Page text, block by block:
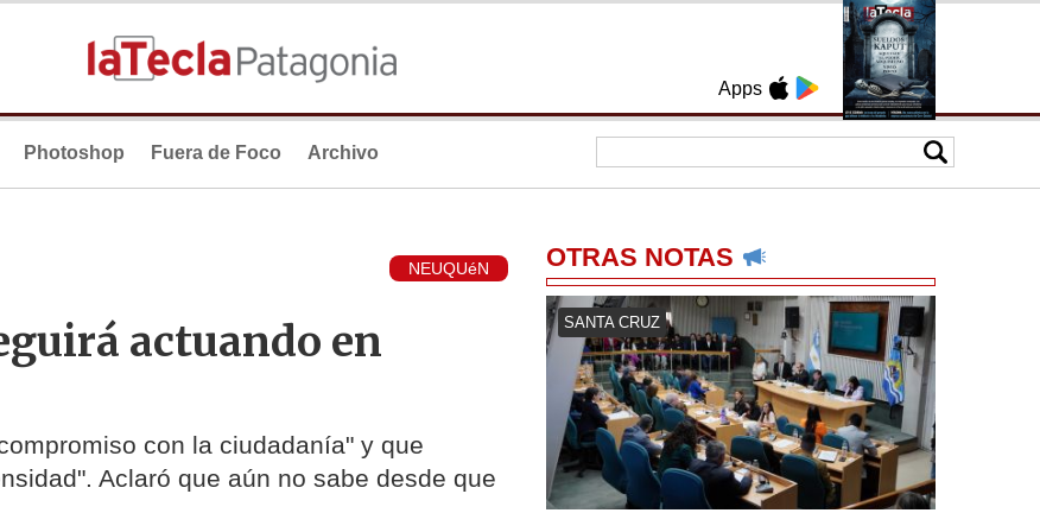
Apps
Photoshop Fuera de Foco Archivo
NEUQUéN
actuando en
con la ciudadanía" y que
Aclaró que aún no sabe desde que
OTRAS NOTAS
SANTA CRUZ